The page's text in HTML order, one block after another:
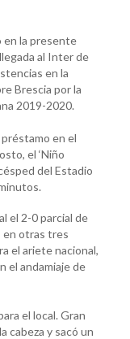
en la presente
al Inter de
en la
Brescia por la
2019-2020.
en el
el ‘Niño
del Estadio
el 2-0 parcial de
en otras tres
el ariete nacional,
el andamiaje de
el local. Gran
cabeza y sacó un